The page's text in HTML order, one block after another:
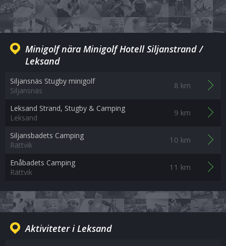
Minigolf nära Minigolf Hotell Siljanstrand /
Leksand
Siljansnäs Stugby minigolf
Siljansnäs
8 km
Leksand Strand, Stugby & Camping
Leksand
9 km
Siljansbadets Camping
Rättvik
10 km
Enåbadets Camping
Rättvik
11 km
Aktiviteter i Leksand